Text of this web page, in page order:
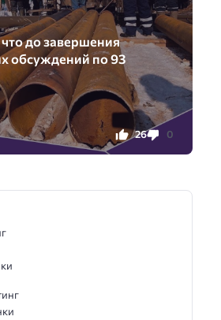
до завершения
обсуждений по 93
26 0